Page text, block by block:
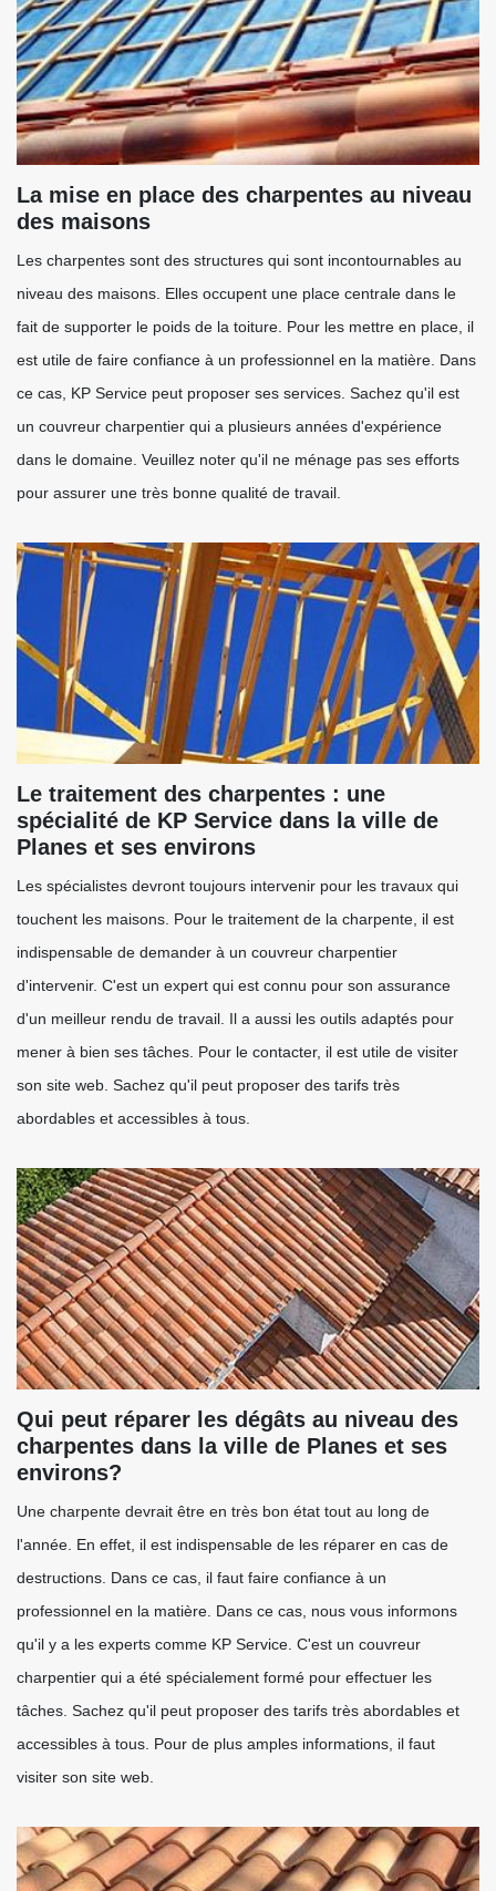
La mise en place des charpentes au niveau
des maisons
Les charpentes sont des structures qui sont incontournables au
niveau des maisons. Elles occupent une place centrale dans le
fait de supporter le poids de la toiture. Pour les mettre en place, il
est utile de faire confiance à un professionnel en la matière. Dans
ce cas, KP Service peut proposer ses services. Sachez qu'il est
un couvreur charpentier qui a plusieurs années d'expérience
dans le domaine. Veuillez noter qu'il ne ménage pas ses efforts
pour assurer une très bonne qualité de travail.
Le traitement des charpentes : une
spécialité de KP Service dans la ville de
Planes et ses environs
Les spécialistes devront toujours intervenir pour les travaux qui
touchent les maisons. Pour le traitement de la charpente, il est
indispensable de demander à un couvreur charpentier
d'intervenir. C'est un expert qui est connu pour son assurance
d'un meilleur rendu de travail. Il a aussi les outils adaptés pour
mener à bien ses tâches. Pour le contacter, il est utile de visiter
son site web. Sachez qu'il peut proposer des tarifs très
abordables et accessibles à tous.
Qui peut réparer les dégâts au niveau des
charpentes dans la ville de Planes et ses
environs?
Une charpente devrait être en très bon état tout au long de
l'année. En effet, il est indispensable de les réparer en cas de
destructions. Dans ce cas, il faut faire confiance à un
professionnel en la matière. Dans ce cas, nous vous informons
qu'il y a les experts comme KP Service. C'est un couvreur
charpentier qui a été spécialement formé pour effectuer les
tâches. Sachez qu'il peut proposer des tarifs très abordables et
accessibles à tous. Pour de plus amples informations, il faut
visiter son site web.